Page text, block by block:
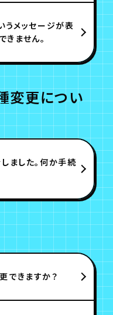
うメッセージが表
ません。
変更につい
ました。何か手続
できますか？